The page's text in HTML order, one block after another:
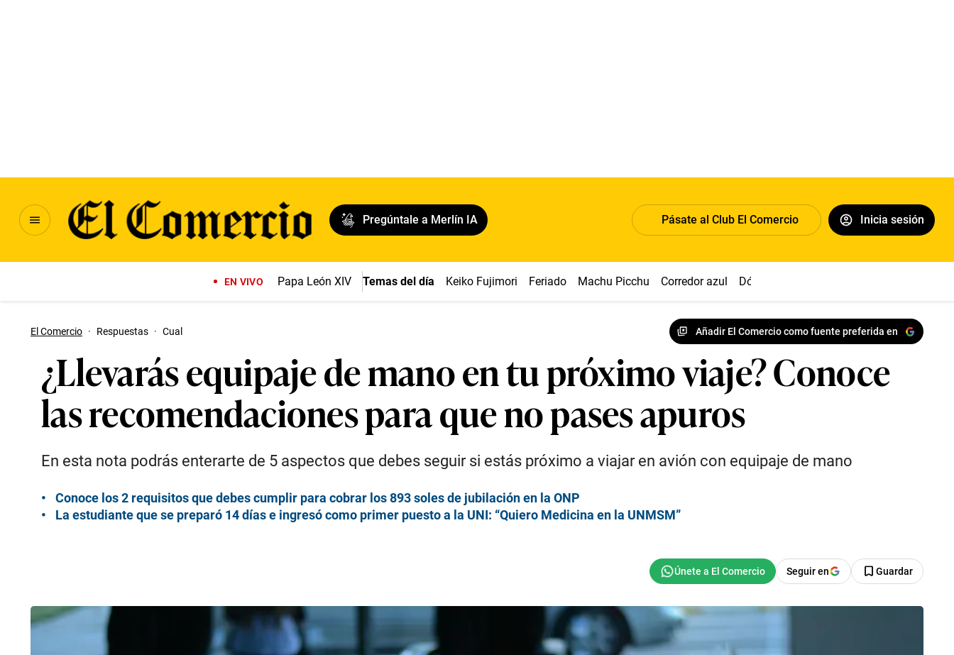
Pregúntale a Merlín IA Pásate al Club El Comercio Inicia sesión
EN VIVO Papa León XIV Temas del día Keiko Fujimori Feriado Machu Picchu Corredor azul Dólar
El Comercio · Respuestas · Cual Añadir El Comercio como fuente preferida en
¿Llevarás equipaje de mano en tu próximo viaje? Conoce
las recomendaciones para que no pases apuros
En esta nota podrás enterarte de 5 aspectos que debes seguir si estás próximo a viajar en avión con equipaje de mano
Conoce los 2 requisitos que debes cumplir para cobrar los 893 soles de jubilación en la ONP
La estudiante que se preparó 14 días e ingresó como primer puesto a la UNI: “Quiero Medicina en la UNMSM”
Seguir en Guardar